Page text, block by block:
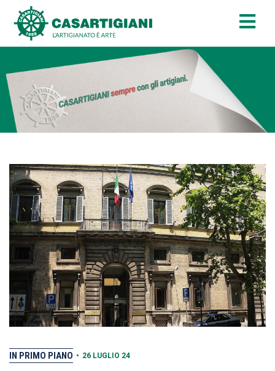
IN PRIMO PIANO • 26 LUGLIO 24